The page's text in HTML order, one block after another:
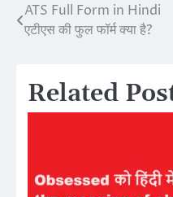
Post
navigation
ATS Full Form in Hindi
एटीएस की फुल फॉर्म क्या है?
Related